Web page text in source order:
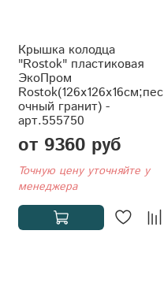
Крышка колодца
"Rostok" пластиковая
ЭкоПром
Rostok(126x126x16см;пес
очный гранит) -
арт.555750
от 9360 руб
Точную цену уточняйте у
менеджера